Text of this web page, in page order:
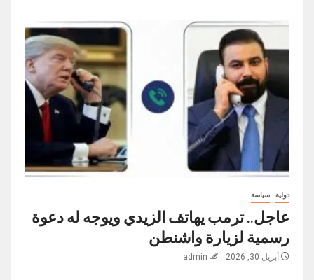
دولية سياسة
عاجل.. ترمب يهاتف الزيدي ويوجه له دعوة
رسمية لزيارة واشنطن
أبريل 30, 2026 admin